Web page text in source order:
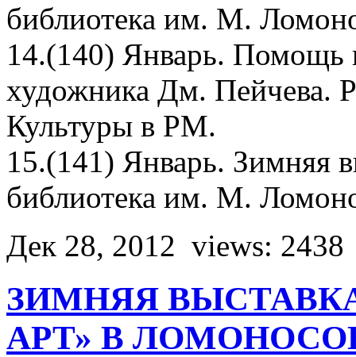
библиотека им. М.
14.(140) Январь. Помощь
художника Дм. Пейчева.
Культуры в РМ.
15.(141) Январь. Зимняя
библиотека им. М.
Дек 28, 2012 views: 2438
ЗИМНЯЯ
АРТ» В